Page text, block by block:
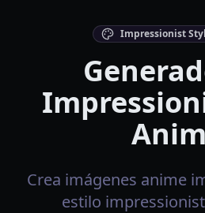
Impressionist
Crea imágenes anime
estilo